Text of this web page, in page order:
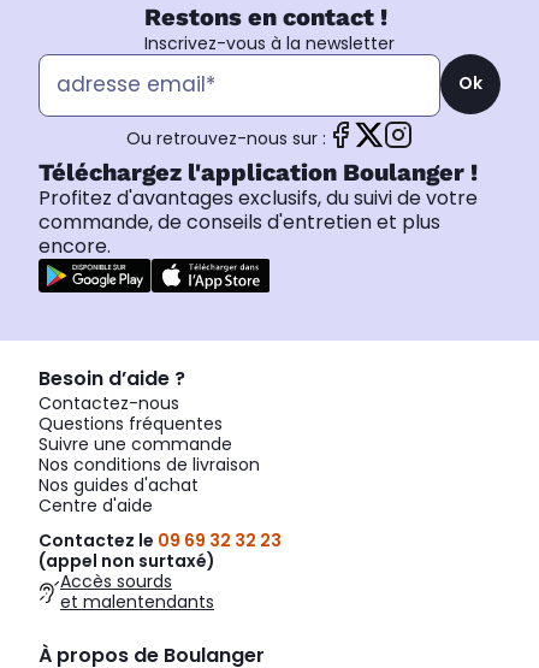
Restons en contact !
Inscrivez-vous à la newsletter
Ok
Ou retrouvez-nous sur :
Téléchargez l'application Boulanger !
Profitez d'avantages exclusifs, du suivi de votre
commande, de conseils d'entretien et plus
encore.
Besoin d’aide ?
Contactez-nous
Questions fréquentes
Suivre une commande
Nos conditions de livraison
Nos guides d'achat
Centre d'aide
Contactez le 09 69 32 32 23
(appel non surtaxé)
Accès sourds
et malentendants
À propos de Boulanger